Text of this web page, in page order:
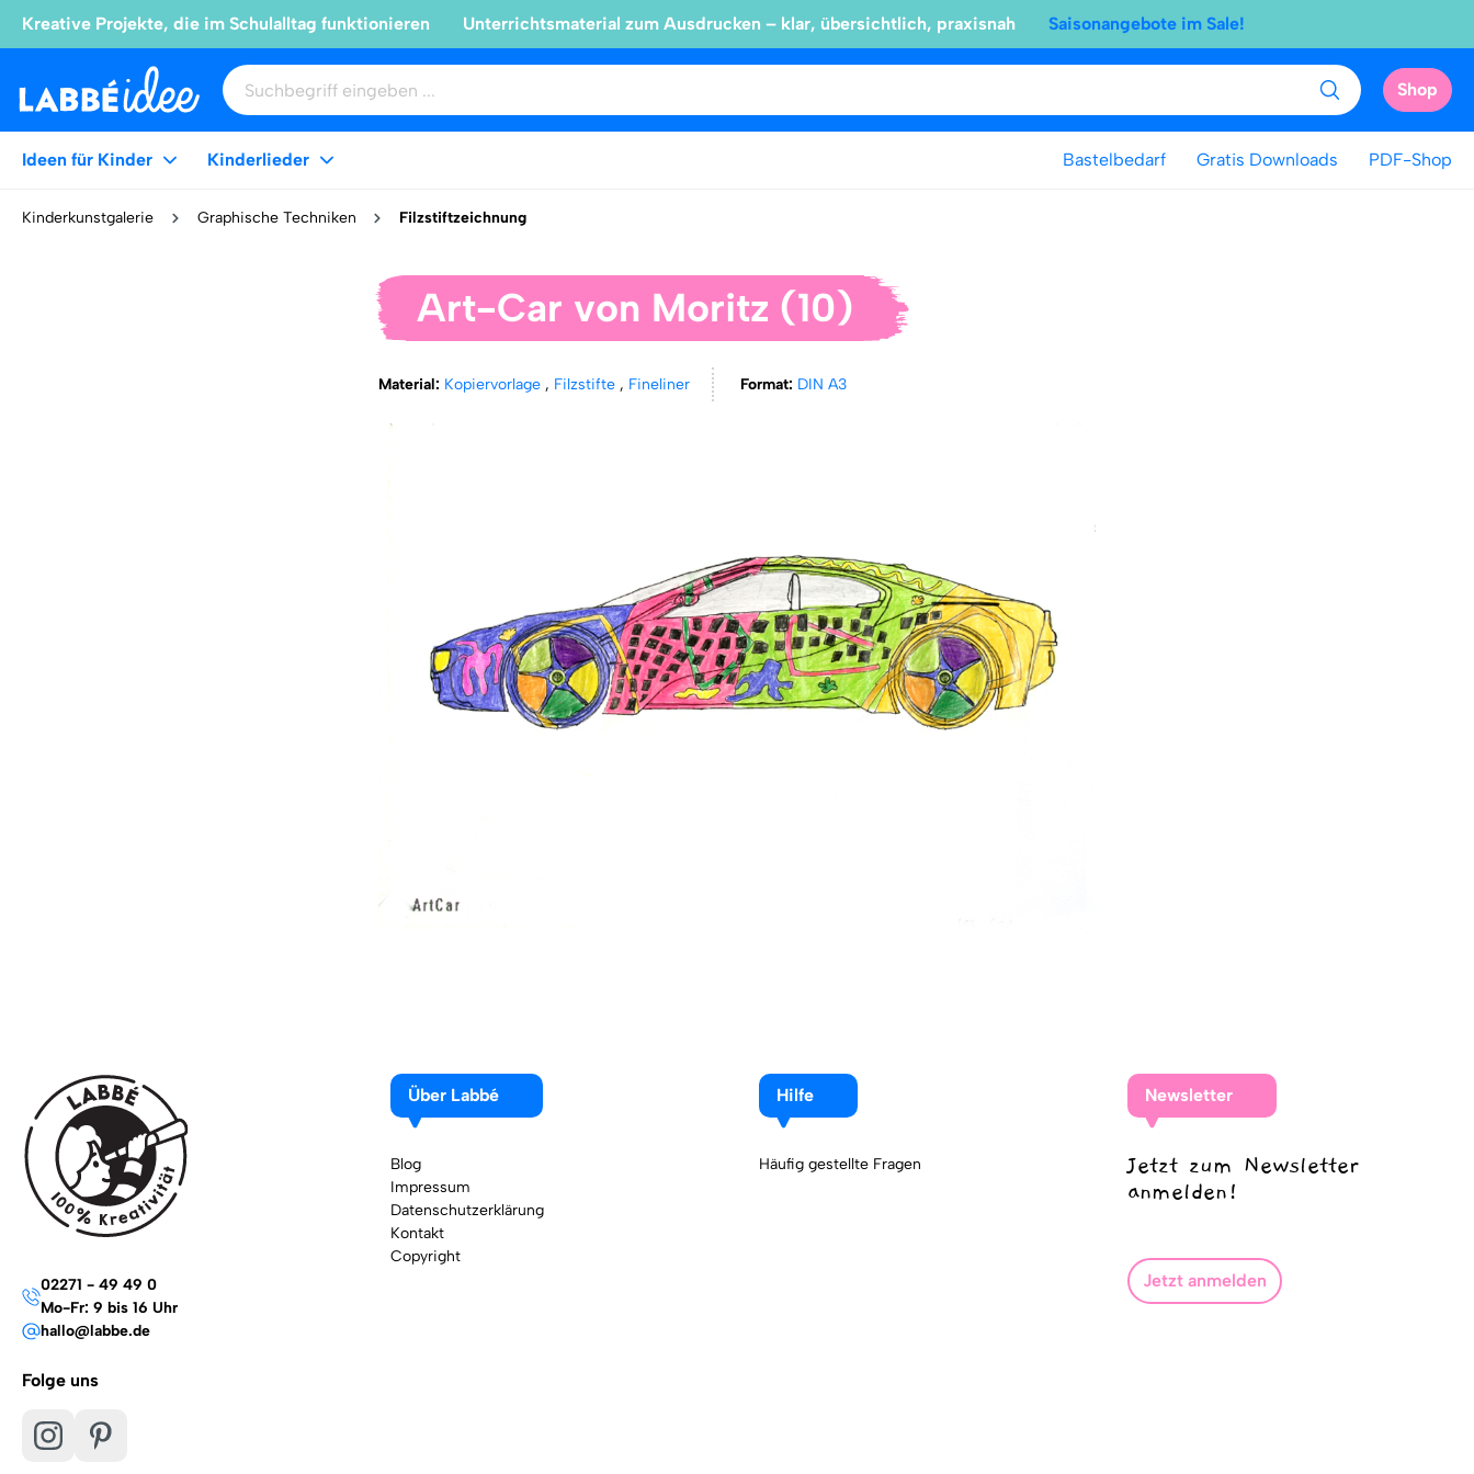
Kreative Projekte, die im Schulalltag funktionieren Unterrichtsmaterial zum Ausdrucken – klar, übersichtlich, praxisnah Saisonangebote im Sale!
Shop
Ideen für Kinder Kinderlieder Bastelbedarf Gratis Downloads PDF-Shop
Kinderkunstgalerie Graphische Techniken Filzstiftzeichnung
Art-Car von Moritz (10)
Material: Kopiervorlage , Filzstifte , Fineliner Format: DIN A3
02271 - 49 49 0
Mo-Fr: 9 bis 16 Uhr
hallo@labbe.de
Folge uns
Über Labbé
Blog
Impressum
Datenschutzerklärung
Kontakt
Copyright
Hilfe
Häufig gestellte Fragen
Newsletter
Jetzt zum Newsletter
anmelden!
Jetzt anmelden